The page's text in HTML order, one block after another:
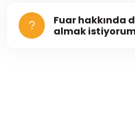
Fuar hakkında
almak